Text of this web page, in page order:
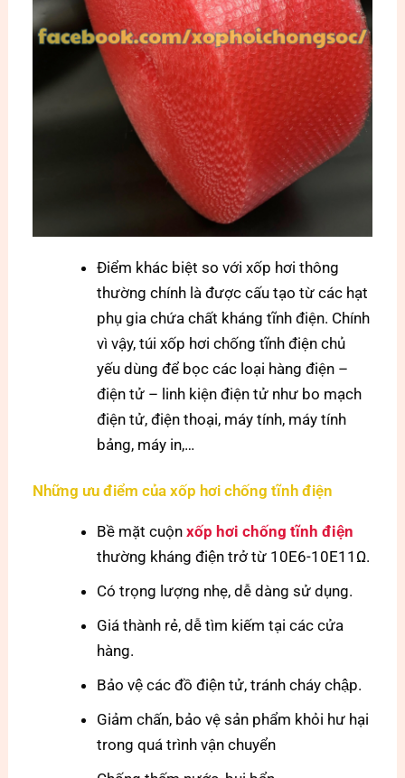
Điểm khác biệt so với xốp hơi thông
thường chính là được cấu tạo từ các hạt
phụ gia chứa chất kháng tĩnh điện. Chính
vì vậy, túi xốp hơi chống tĩnh điện chủ
yếu dùng để bọc các loại hàng điện –
điện tử – linh kiện điện tử như bo mạch
điện tử, điện thoại, máy tính, máy tính
bảng, máy in,…
Những ưu điểm của xốp hơi chống tĩnh điện
Bề mặt cuộnxốp hơi chống tĩnh điện
thường kháng điện trở từ 10E6-10E11Ω.
Có trọng lượng nhẹ, dễ dàng sử dụng.
Giá thành rẻ, dễ tìm kiếm tại các cửa
hàng.
Bảo vệ các đồ điện tử, tránh cháy chập.
Giảm chấn, bảo vệ sản phẩm khỏi hư hại
trong quá trình vận chuyển